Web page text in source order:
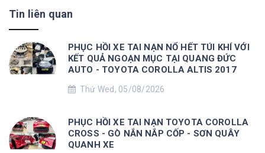
Tin liên quan
PHỤC HỒI XE TAI NẠN NỔ HẾT TÚI KHÍ VỚI
KẾT QUẢ NGOẠN MỤC TẠI QUANG ĐỨC
AUTO - TOYOTA COROLLA ALTIS 2017
Thứ Wed, 05/08/2026
PHỤC HỒI XE TAI NẠN TOYOTA COROLLA
CROSS - GÒ NẮN NẮP CỐP - SƠN QUÂY
QUANH XE